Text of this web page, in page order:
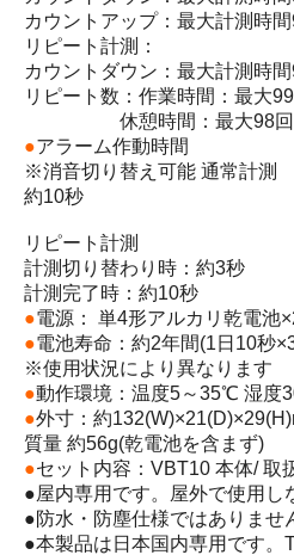
カウントアップ：最大計測時
リピート計測：
カウントダウン：最大計測時
リピート数：作業時間：最大
休憩時間：最大98回
●アラーム作動時間
※消音切り替え可能 通常計測
約10秒
リピート計測
計測切り替わり時：約3秒
計測完了時：約10秒
●電源： 単4形アルカリ乾電池
●電池寿命：約2年間(1日10秒
※使用状況により異なります
●動作環境：温度5～35℃ 湿度
●外寸：約
質量 約56g(乾電池を含まず)
●セット内容：VBT10 本体/ 取
●屋内専用です。屋外で使用し
●防水・防塵仕様ではありませ
●本製品は日本国内専用です。